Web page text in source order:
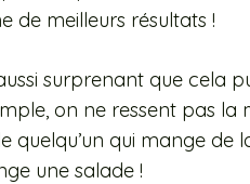
de meilleurs résultats !
surprenant que cela
on ne ressent pas la
quelqu’un qui mange de
une salade !